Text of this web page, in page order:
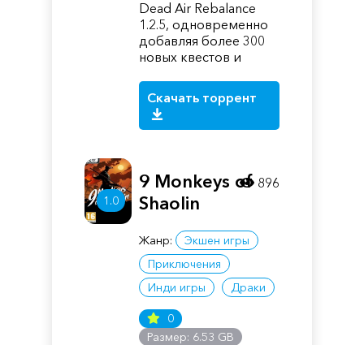
Dead Air Rebalance
1.2.5, одновременно
добавляя более 300
новых квестов и
Скачать торрент
1.0
9 Monkeys of
Shaolin
Жанр:
Экшен игры
Приключения
Инди игры
Драки
0
Размер: 6.53 GB
896